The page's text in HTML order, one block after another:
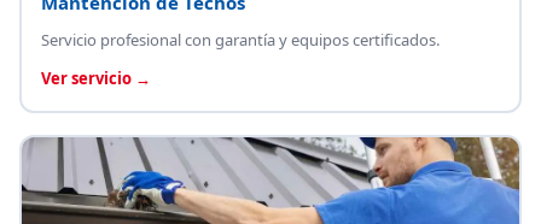
Servicio profesional con garantía y equipos certificados.
Ver servicio →